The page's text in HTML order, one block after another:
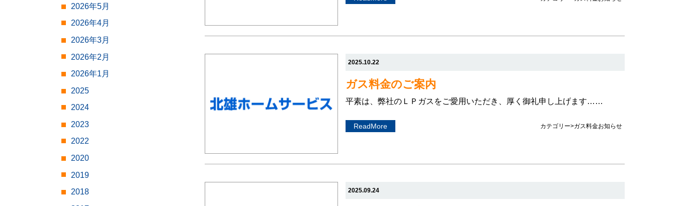
2026年5月
2026年4月
2026年3月
2026年2月
2026年1月
2025
2024
2023
2022
2020
2019
2018
2025.10.22
ガス料金のご案内
平素は、弊社のＬＰガスをご愛用いただき、厚く御礼申し上げます……
ReadMore カテゴリー>ガス料金お知らせ
2025.09.24